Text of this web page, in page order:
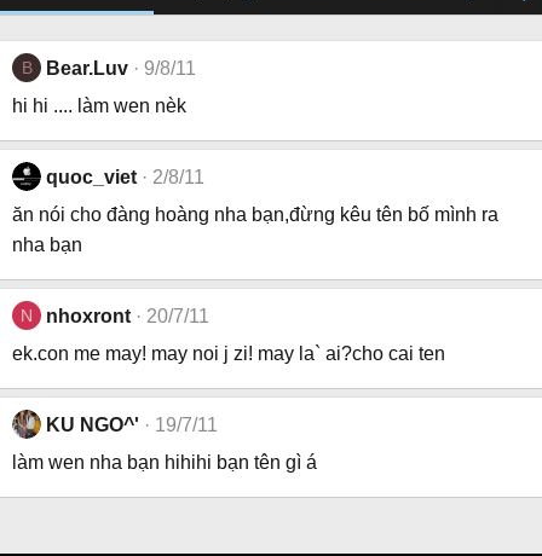
B Bear.Luv
9/8/11
hi hi .... làm wen nèk
quoc_viet
2/8/11
ăn nói cho đàng hoàng nha bạn,đừng kêu tên bố mình ra
nha bạn
N nhoxront
20/7/11
ek.con me may! may noi j zi! may la` ai?cho cai ten
KU NGO^'
19/7/11
làm wen nha bạn hihihi bạn tên gì á